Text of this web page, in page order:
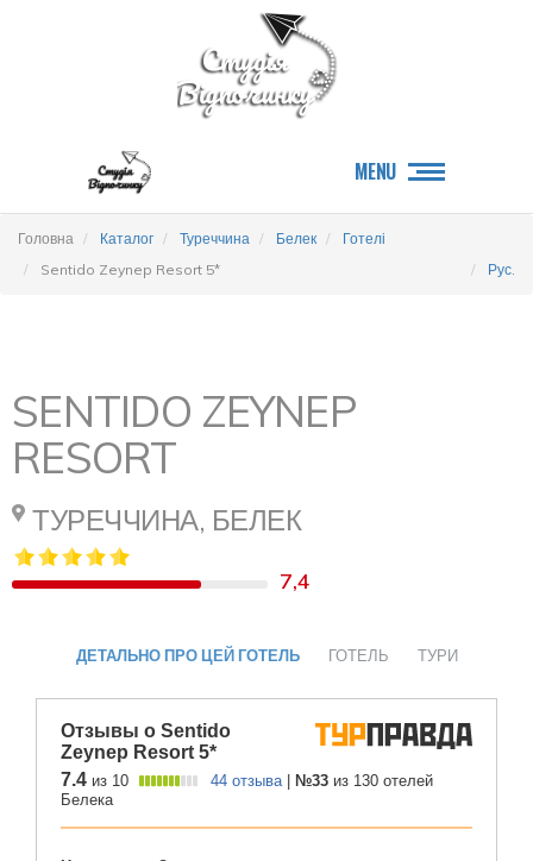
MENU
Головна Каталог Туреччина Белек
Готелі
Sentido Zeynep Resort 5*
Рус.
SENTIDO ZEYNEP
RESORT
ТУРЕЧЧИНА, БЕЛЕК
7,4
ДЕТАЛЬНО ПРО ЦЕЙ ГОТЕЛЬ ГОТЕЛЬ ТУРИ